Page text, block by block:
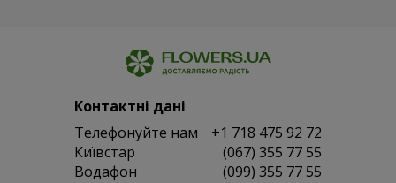
Контактні дані
Телефонуйте нам
+1 718 475 92 72
Київстар
(067) 355 77 55
Водафон
(099) 355 77 55